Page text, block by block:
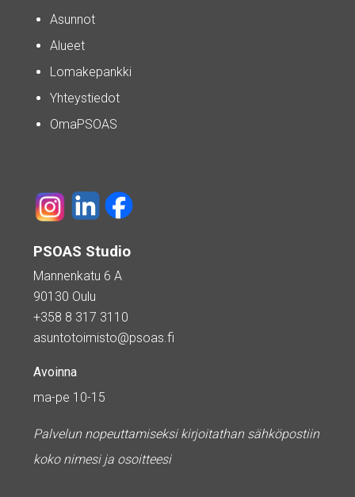
Asunnot
Alueet
Lomakepankki
Yhteystiedot
OmaPSOAS
PSOAS Studio
Mannenkatu 6 A
90130 Oulu
+358 8 317 3110
asuntotoimisto@psoas.fi
Avoinna
ma-pe 10-15
Palvelun nopeuttamiseksi kirjoitathan sähköpostiin
koko nimesi ja osoitteesi